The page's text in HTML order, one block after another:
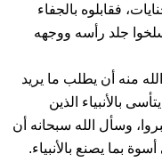
فقابلوه بالجفاء
جلد رأسه ووجهه
منه أن يطلب ما يريد
بالأنبياء الذين
وسأل الله سبحانه أن
بما يصنع بالأنبياء.